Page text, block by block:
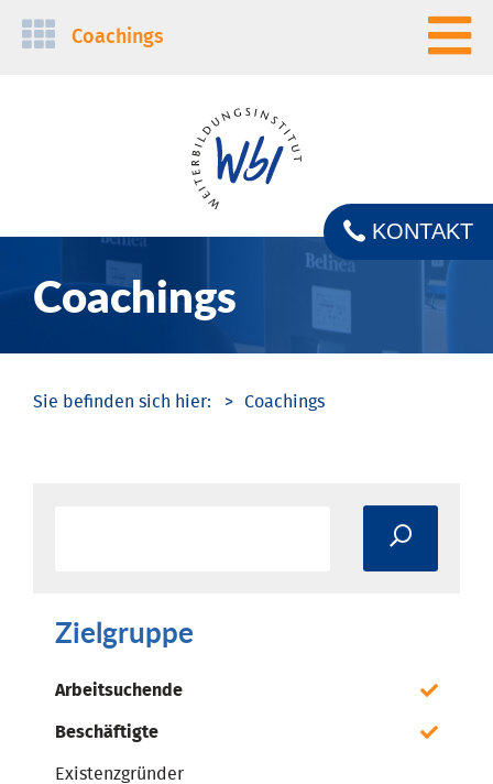
Navigation
Coachings
Coachings
KONTAKT
Coachings
Zielgruppe
Arbeitsuchende
Beschäftigte
Existenzgründer